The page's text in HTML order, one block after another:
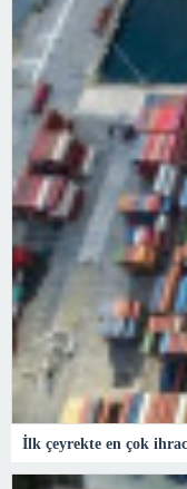
İlk çeyrekte en çok